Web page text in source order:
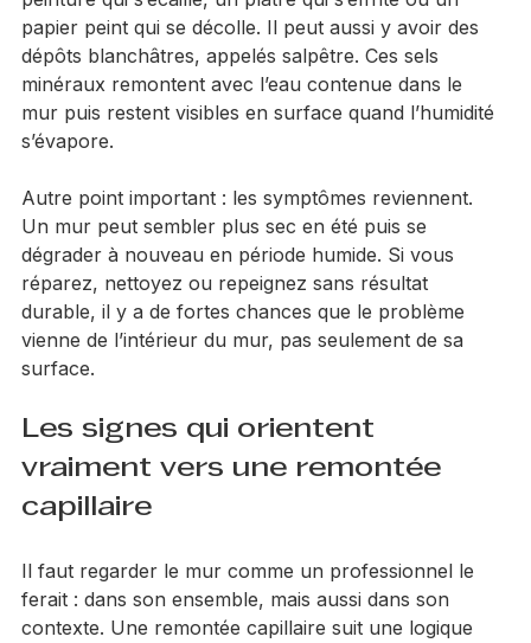
L’aspect du mur parle aussi beaucoup. On observe
souvent des taches diffuses, des auréoles, une
peinture qui s’écaille, un plâtre qui s’effrite ou un
papier peint qui se décolle. Il peut aussi y avoir des
dépôts blanchâtres, appelés salpêtre. Ces sels
minéraux remontent avec l’eau contenue dans le
mur puis restent visibles en surface quand l’humidité
s’évapore.
Autre point important : les symptômes reviennent.
Un mur peut sembler plus sec en été puis se
dégrader à nouveau en période humide. Si vous
réparez, nettoyez ou repeignez sans résultat
vienne de l’intérieur du mur, pas seulement de sa
surface.
Les signes qui orientent
capillaire